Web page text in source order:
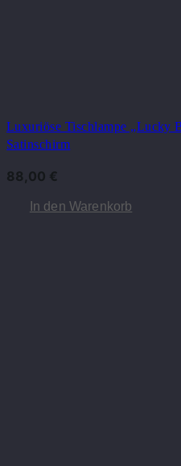
Luxuriöse Tischlampe „Lucky
Satinschirm
88,00 €
In den Warenkorb